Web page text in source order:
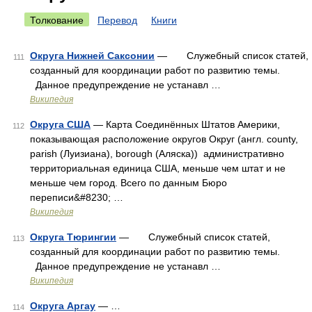
Толкование Перевод Книги
111 Округа Нижней Саксонии — Служебный список статей,
созданный для координации работ по развитию темы.
Данное предупреждение не устанавл …
Википедия
112 Округа США — Карта Соединённых Штатов Америки,
показывающая расположение округов Округ (англ. county,
parish (Луизиана), borough (Аляска)) административно
территориальная единица США, меньше чем штат и не
меньше чем город. Всего по данным Бюро
переписи&#8230; …
Википедия
113 Округа Тюрингии — Служебный список статей,
созданный для координации работ по развитию темы.
Данное предупреждение не устанавл …
Википедия
114 Округа Аргау — …